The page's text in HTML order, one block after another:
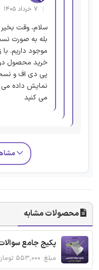
۷ خرداد ۱۴۰۵
سلام، وقت بخیر
بله به صورت
موجود داریم.
خرید محصول
پی دی اف و
نمایش داده
می کنید
محصولات مشابه
پکیج جامع
مبلغ: ۵۵۳,۰۰۰ تومان